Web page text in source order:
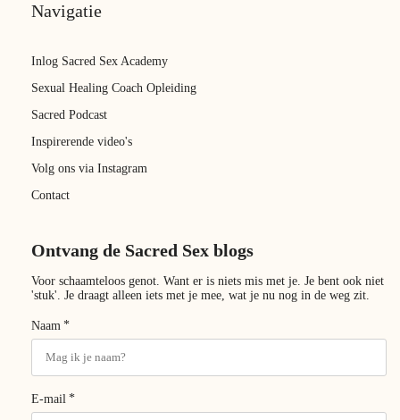
Navigatie
Inlog Sacred Sex Academy
Sexual Healing Coach Opleiding
Sacred Podcast
Inspirerende video's
Volg ons via Instagram
Contact
Ontvang de Sacred Sex blogs
Voor schaamteloos genot. Want er is niets mis met je. Je bent ook niet
'stuk'. Je draagt alleen iets met je mee, wat je nu nog in de weg zit.
Naam *
E-mail *